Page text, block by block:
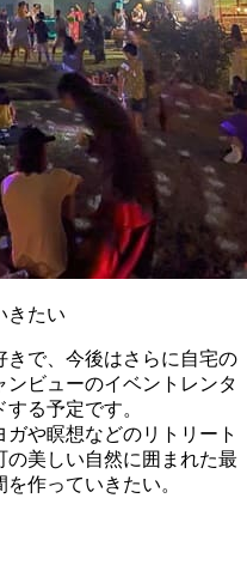
きたい
で、今後はさらに自宅の
ンビューのイベントレンタ
る予定です。
や瞑想などのリトリート
美しい自然に囲まれた最
作っていきたい。